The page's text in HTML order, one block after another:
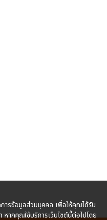
ารข้อมูลส่วนบุคคล เพื่อให้คุณได้รับ
หากคุณใช้บริการเว็บไซต์นี้ต่อไปโดย